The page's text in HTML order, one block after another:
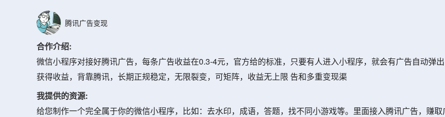
腾讯广告变现
合作介绍:
微信小程序对接好腾讯广告，每条广告收益在0.3-4元，官方给的标准，只要有人进入小程序，就会有广告自动弹
获得收益，背靠腾讯，长期正规稳定，无限裂变，可矩阵，收益无上限 告和多重变现渠
我提供的资源:
给您制作一个完全属于你的微信小程序，比如：去水印，成语，答题，找不同小游戏等。里面接入腾讯广告，赚